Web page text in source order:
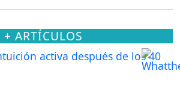
+ ARTÍCULOS